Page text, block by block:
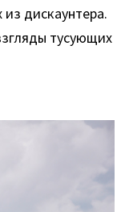
дискаунтера.
тусующих